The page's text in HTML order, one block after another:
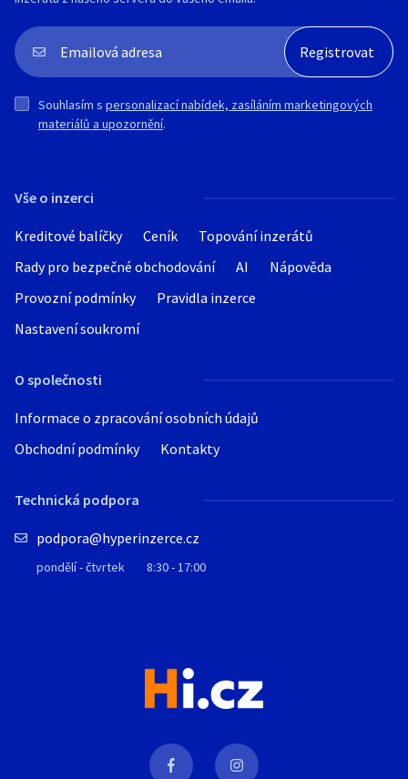
Vše o inzerci
Kreditové balíčky Ceník
Topování inzerátů
Rady pro bezpečné obchodování
AI
Nápověda
Provozní podmínky
Pravidla inzerce
Nastavení soukromí
O společnosti
Informace o zpracování osobních údajů
Obchodní podmínky
Kontakty
Technická podpora
podpora@hyperinzerce.cz
pondělí - čtvrtek 8:30 - 17:00
Souhlasím s personalizací nabídek, zasíláním marketingových
materiálů a upozornění.